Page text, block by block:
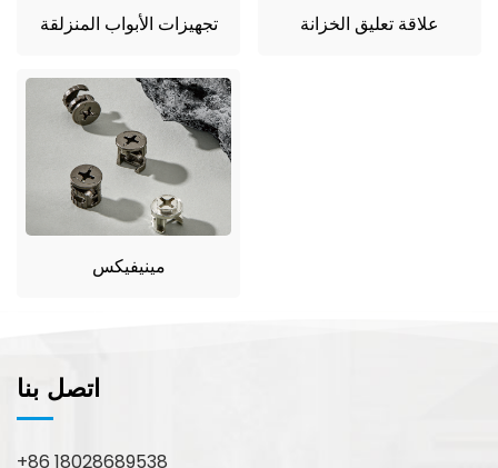
تجهيزات الأبواب المنزلقة علاقة تعليق الخزانة
مينيفيكس
اتصل بنا
+86 18028689538